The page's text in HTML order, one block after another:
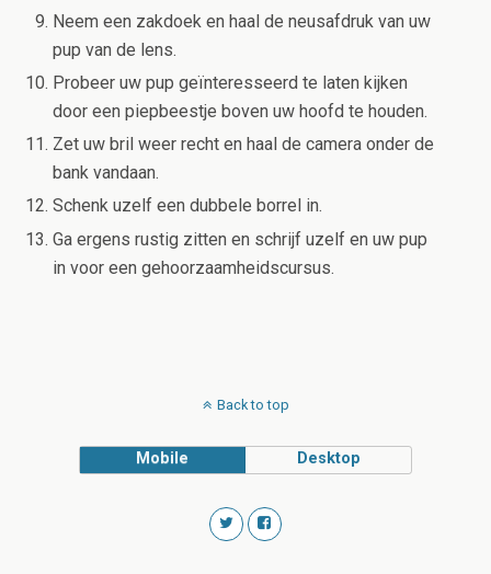
Neem een zakdoek en haal de neusafdruk van uw
pup van de lens.
Probeer uw pup geïnteresseerd te laten kijken
door een piepbeestje boven uw hoofd te houden.
Zet uw bril weer recht en haal de camera onder de
bank vandaan.
Schenk uzelf een dubbele borrel in.
Ga ergens rustig zitten en schrijf uzelf en uw pup
in voor een gehoorzaamheidscursus.
Back to top
Mobile Desktop